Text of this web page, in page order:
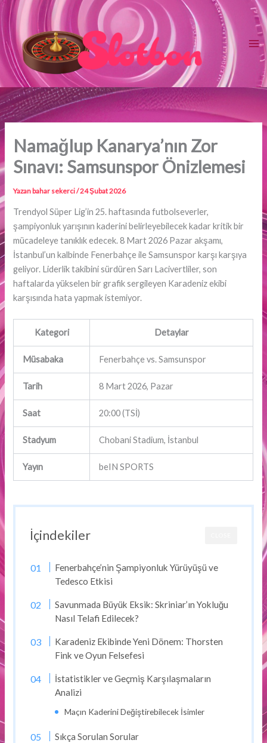
İçeriğe
atla
Namağlup Kanarya’nın Zor
Sınavı: Samsunspor Önizlemesi
Yazan bahar sekerci/24 Şubat 2026
Trendyol Süper Lig’in 25. haftasında futbolseverler,
şampiyonluk yarışının kaderini belirleyebilecek kadar kritik bir
mücadeleye tanıklık edecek. 8 Mart 2026 Pazar akşamı,
İstanbul’un kalbinde Fenerbahçe ile Samsunspor karşı karşıya
geliyor. Liderlik takibini sürdüren Sarı Lacivertliler, son
haftalarda yükselen bir grafik sergileyen Karadeniz ekibi
karşısında hata yapmak istemiyor.
Kategori Detaylar
Müsabaka Fenerbahçe vs. Samsunspor
Tarih 8 Mart 2026, Pazar
Saat 20:00 (TSİ)
Stadyum Chobani Stadium, İstanbul
Yayın beIN SPORTS
İçindekiler
Fenerbahçe’nin Şampiyonluk Yürüyüşü ve
Tedesco Etkisi
Savunmada Büyük Eksik: Skriniar’ın Yokluğu
Nasıl Telafi Edilecek?
Karadeniz Ekibinde Yeni Dönem: Thorsten
Fink ve Oyun Felsefesi
İstatistikler ve Geçmiş Karşılaşmaların
Analizi
Maçın Kaderini Değiştirebilecek İsimler
Sıkça Sorulan Sorular